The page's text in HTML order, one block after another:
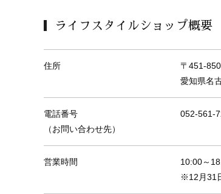
ライフスタイルショップ概要
住所
〒451-
愛知県名
電話番号
（お問い合わせ先）
052-561-
営業時間
10:00～
※12月31